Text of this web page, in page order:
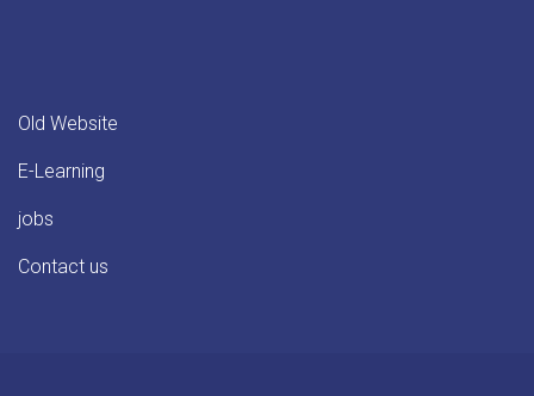
Old Website
E-Learning
jobs
Contact us